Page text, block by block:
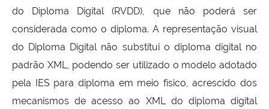
do Diploma Digital (RVDD), que não poderá ser
considerada como o diploma. A representação visual
do Diploma Digital não substitui o diploma digital no
padrão XML, podendo ser utilizado o modelo adotado
pela IES para diploma em meio físico, acrescido dos
mecanismos de acesso ao XML do diploma digital